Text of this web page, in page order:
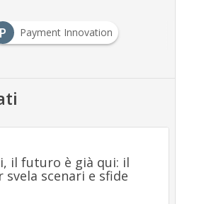
P Payment Innovation
il futuro è già qui: il
scenari e sfide